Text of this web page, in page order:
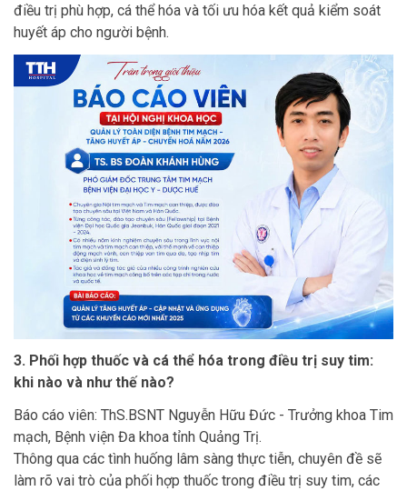
điều trị phù hợp, cá thể hóa và tối ưu hóa kết quả kiểm soát
huyết áp cho người bệnh.
3. Phối hợp thuốc và cá thể hóa trong điều trị suy tim:
khi nào và như thế nào?
Báo cáo viên: ThS.BSNT Nguyễn Hữu Đức - Trưởng khoa Tim
mạch, Bệnh viện Đa khoa tỉnh Quảng Trị.
Thông qua các tình huống lâm sàng thực tiễn, chuyên đề sẽ
làm rõ vai trò của phối hợp thuốc trong điều trị suy tim, các